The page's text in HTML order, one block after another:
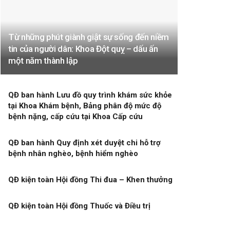
Từ những phút giành giật sự sống đến niềm
tin của người dân: Khoa Đột quỵ – dấu ấn
một năm thành lập
QĐ ban hành Lưu đồ quy trình khám sức khỏe
tại Khoa Khám bệnh, Bảng phân độ mức độ
bệnh nặng, cấp cứu tại Khoa Cấp cứu
QĐ ban hành Quy định xét duyệt chi hỗ trợ
bệnh nhân nghèo, bệnh hiểm nghèo
QĐ kiện toàn Hội đồng Thi đua – Khen thưởng
QĐ kiện toàn Hội đồng Thuốc và Điều trị